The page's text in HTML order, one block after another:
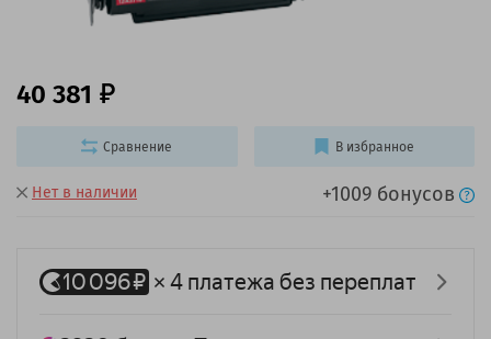
Нет в наличии +1009 бонусов
40 381
Сравнение В избранное